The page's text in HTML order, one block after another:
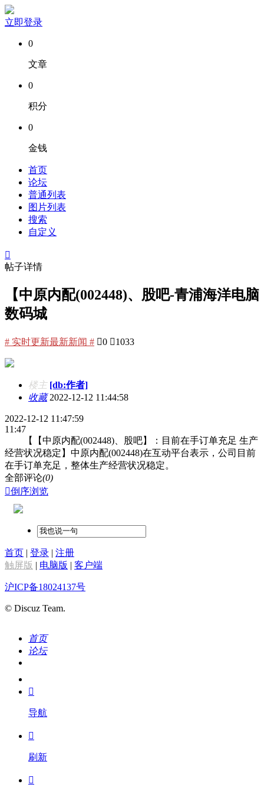
立即登录
0
文章
0
积分
0
金钱
首页
论坛
普通列表
图片列表
搜索
自定义

帖子详情
【中原内配(002448)、股吧-青浦海洋电脑
数码城
# 实时更新最新新闻 # 0 1033
楼主 [db:作者]
收藏2022-12-12 11:44:58
2022-12-12 11:47:59
11:47
【【中原内配(002448)、股吧】：目前在手订单充足 生产
经营状况稳定】中原内配(002448)在互动平台表示，公司目前
在手订单充足，整体生产经营状况稳定。
全部评论(0)
倒序浏览
首页 | 登录 | 注册
触屏版 | 电脑版 | 客户端
沪ICP备18024137号
© Discuz Team.
首页
论坛
我的

导航

刷新
